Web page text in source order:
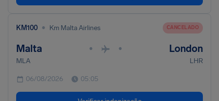
KM100 • Km Malta Airlines CANCELADO
Malta • • London
MLA LHR
06/08/2026 05:05